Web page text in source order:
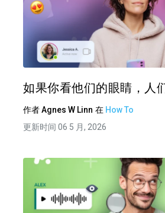
如果你看他们的眼睛，人
作者Agnes W Linn 在 How To
更新时间 06 5 月, 2026